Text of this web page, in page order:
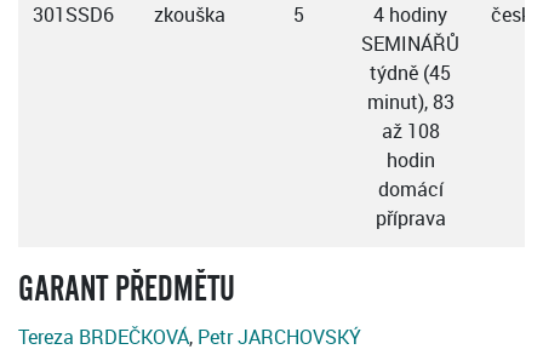
301SSD6 zkouška 5
4 hodiny
SEMINÁŘŮ
týdně (45
minut), 83
až 108
hodin
domácí
příprava
česky
GARANT PŘEDMĚTU
Tereza BRDEČKOVÁ, Petr JARCHOVSKÝ